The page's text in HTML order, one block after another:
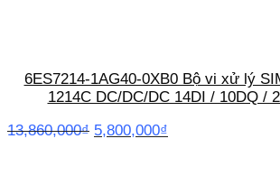
6ES7214-1AG40-0XB0 Bộ vi xử lý
1214C DC/DC/DC 14DI / 10DQ /
13,860,000₫ Giá
5,800,000₫